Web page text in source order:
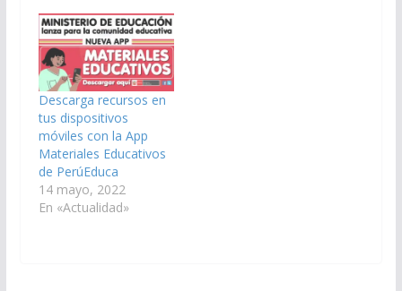
Descarga recursos en
tus dispositivos
móviles con la App
Materiales Educativos
de PerúEduca
14 mayo, 2022
En «Actualidad»